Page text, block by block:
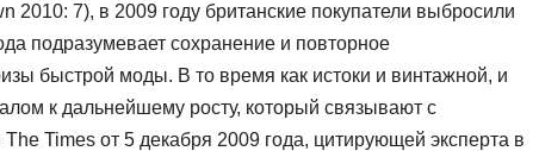
7), в 2009 году британские покупатели выбросили
подразумевает сохранение и повторное
быстрой моды. В то время как истоки и винтажной, и
к дальнейшему росту, ко­торый связывают с
Times от 5 декабря 2009 года, цитирующей эксперта в